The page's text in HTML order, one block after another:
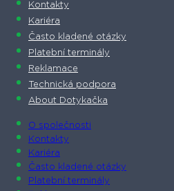
Kontakty
Kariéra
Často kladené otázky
Platební terminály
Reklamace
Technická podpora
About Dotykačka
O společnosti
Kontakty
Kariéra
Často kladené otázky
Platební terminály